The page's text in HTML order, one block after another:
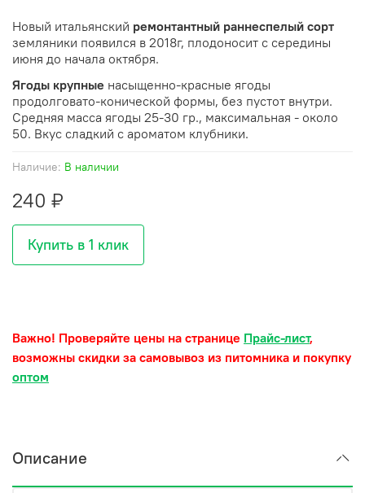
Наличие: В наличии
240 ₽
Купить в 1 клик
Новый итальянский ремонтантный раннеспелый сорт
земляники появился в 2018г, плодоносит с середины
июня до начала октября.
Ягоды крупные насыщенно-красные ягоды
продолговато-конической формы, без пустот внутри.
Средняя масса ягоды 25-30 гр., максимальная - около
50. Вкус сладкий с ароматом клубники.
Важно! Проверяйте цены на странице Прайс-лист,
возможны скидки за самовывоз из питомника и покупку
оптом
Описание